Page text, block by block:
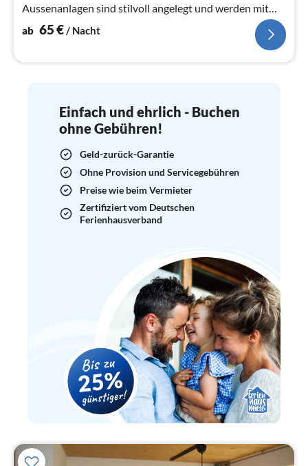
Aussenanlagen sind stilvoll angelegt und werden mit
grosser Sorgfalt gepflegt.
ab 65€/ Nacht
Einfach und ehrlich - Buchen
ohne Gebühren!
Geld-zurück-Garantie
Ohne Provision und Servicegebühren
Preise wie beim Vermieter
Zertifiziert vom Deutschen
Ferienhausverband